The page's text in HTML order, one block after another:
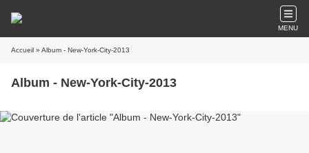
MENU
Accueil » Album - New-York-City-2013
Album - New-York-City-2013